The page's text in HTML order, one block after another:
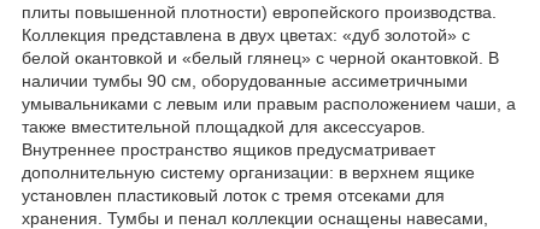
плиты повышенной плотности) европейского производства.
Коллекция представлена в двух цветах: «дуб золотой» с
белой окантовкой и «белый глянец» с черной окантовкой. В
наличии тумбы 90 см, оборудованные ассиметричными
умывальниками с левым или правым расположением чаши, а
также вместительной площадкой для аксессуаров.
Внутреннее пространство ящиков предусматривает
дополнительную систему организации: в верхнем ящике
установлен пластиковый лоток с тремя отсеками для
хранения. Тумбы и пенал коллекции оснащены навесами,